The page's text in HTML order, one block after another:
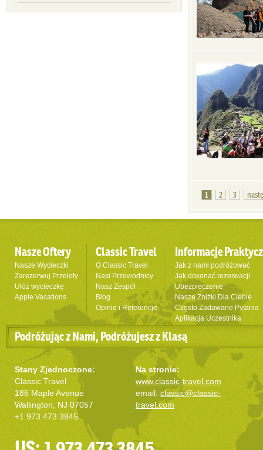
1 2 3
Nasze Oftery
Nasze Wycieczki
Zarezerwuj Przeloty
Ułóż wycieczkę
Apple Vacations
Classic Travel
O Classic Travel
Nasi Przewodnicy
Nasz Zespół
Blog
Opinie i Referencje
Informacje
Jak z nami podróżować
Jak dokonać rezerwacji
Ubezpieczenie
Nasze Zniżki Dla Ciebie
Często Zadawane Pytania
Aplikacja Uczestnika
Podróżując z Nami, Podróżujesz z Klasą
Stany Zjednoczone:
Classic Travel
186 Maple Avenue
Wallington, NJ 07057
+1 973 473 3845
Na stronie:
www.classic-travel.com
email: classic@classic-
travel.com